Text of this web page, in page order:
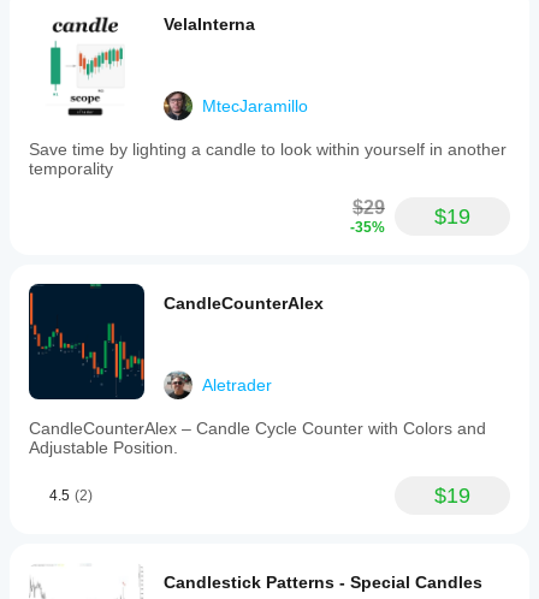
지
이해
수
있습
다.
하여
의
전략
맞게
지표
VelaInterna
MtecJaramillo
Save time by lighting a candle to look within yourself in another
temporality
$29
-35% $19
CandleCounterAlex
Aletrader
CandleCounterAlex – Candle Cycle Counter with Colors and
Adjustable Position.
4.5 (2) $19
Candlestick Patterns - Special Candles